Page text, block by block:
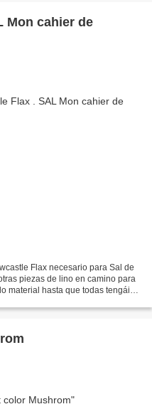
Mon cahier de
Flax necesario para Sal de
piezas de lino en camino para
material hasta que todas tengáis